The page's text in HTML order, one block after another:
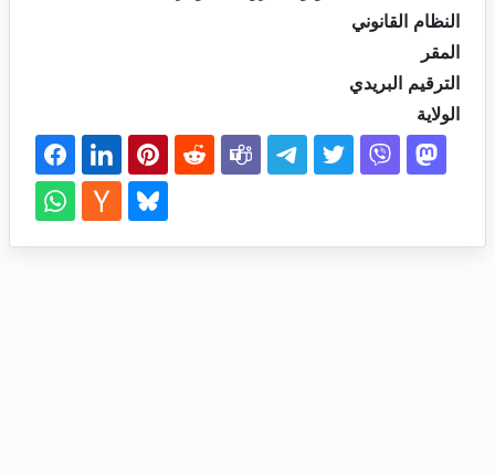
النظام القانوني
المقر
الترقيم البريدي
الولاية